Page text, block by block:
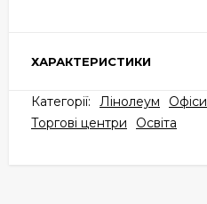
ХАРАКТЕРИСТИКИ
Категорії: Лінолеум Офіси
Торгові центри
Освіта